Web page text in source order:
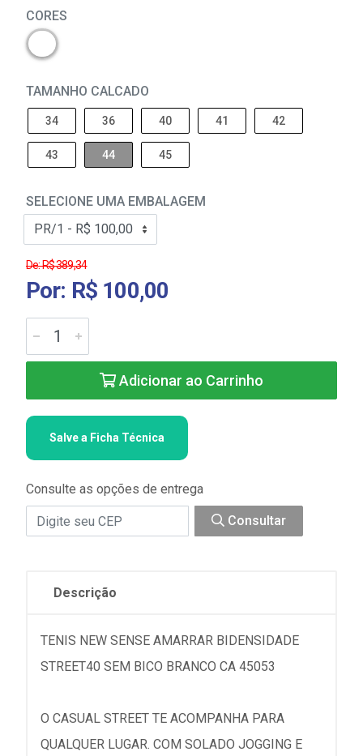
CORES
TAMANHO CALCADO
34 36 40 41 42
43 44 45
SELECIONE UMA EMBALAGEM
De: R$ 389,34
Por: R$ 100,00
Adicionar ao Carrinho
Salve a Ficha Técnica
Consulte as opções de entrega
Consultar
Descrição
TENIS NEW SENSE AMARRAR BIDENSIDADE
STREET40 SEM BICO BRANCO CA 45053
O CASUAL STREET TE ACOMPANHA PARA
QUALQUER LUGAR. COM SOLADO JOGGING E